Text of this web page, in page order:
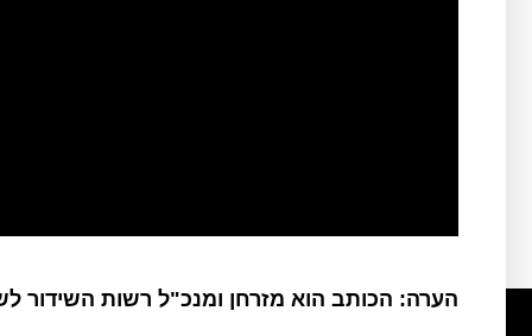
הערה: הכותב הוא מזרחן ומנכ"ל רשות השידור